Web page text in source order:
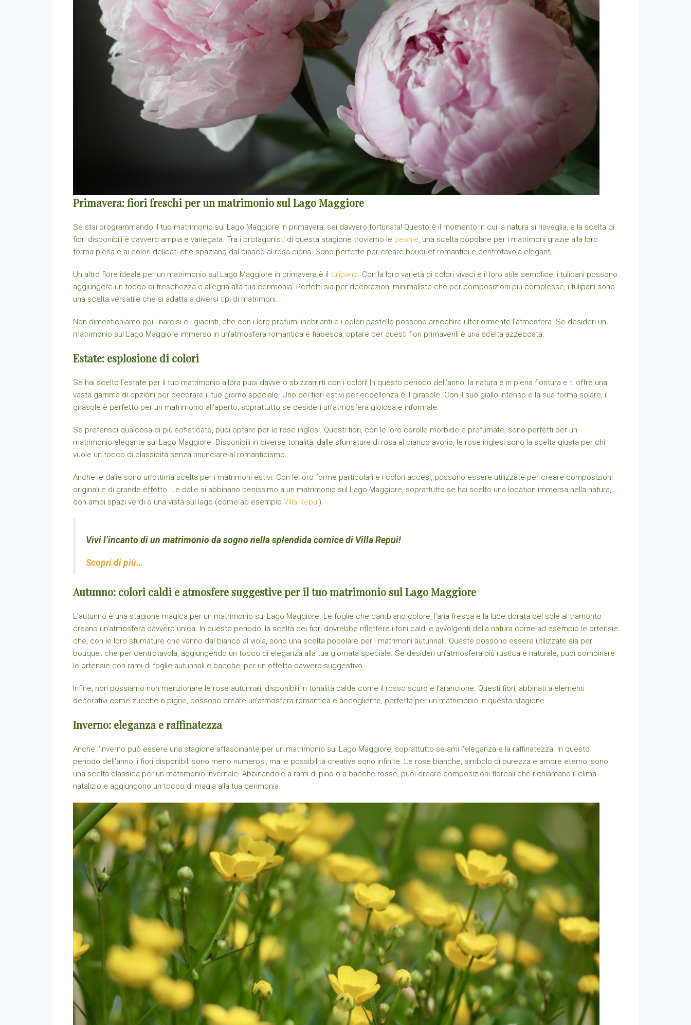
Primavera: fiori freschi per un matrimonio sul Lago Maggiore
Se stai programmando il tuo matrimonio sul Lago Maggiore in primavera, sei davvero fortunata! Questo è il momento in cui la natura si risveglia, e la scelta di
fiori disponibili è davvero ampia e variegata. Tra i protagonisti di questa stagione troviamo le peonie, una scelta popolare per i matrimoni grazie alla loro
forma piena e ai colori delicati che spaziano dal bianco al rosa cipria. Sono perfette per creare bouquet romantici e centrotavola eleganti.
Un altro fiore ideale per un matrimonio sul Lago Maggiore in primavera è il tulipano. Con la loro varietà di colori vivaci e il loro stile semplice, i tulipani possono
aggiungere un tocco di freschezza e allegria alla tua cerimonia. Perfetti sia per decorazioni minimaliste che per composizioni più complesse, i tulipani sono
una scelta versatile che si adatta a diversi tipi di matrimoni.
Non dimentichiamo poi i narcisi e i giacinti, che con i loro profumi inebrianti e i colori pastello possono arricchire ulteriormente l’atmosfera. Se desideri un
matrimonio sul Lago Maggiore immerso in un’atmosfera romantica e fiabesca, optare per questi fiori primaverili è una scelta azzeccata.
Estate: esplosione di colori
Se hai scelto l’estate per il tuo matrimonio allora puoi davvero sbizzarrirti con i colori! In questo periodo dell’anno, la natura è in piena fioritura e ti offre una
vasta gamma di opzioni per decorare il tuo giorno speciale. Uno dei fiori estivi per eccellenza è il girasole. Con il suo giallo intenso e la sua forma solare, il
girasole è perfetto per un matrimonio all’aperto, soprattutto se desideri un’atmosfera gioiosa e informale.
Se preferisci qualcosa di più sofisticato, puoi optare per le rose inglesi. Questi fiori, con le loro corolle morbide e profumate, sono perfetti per un
matrimonio elegante sul Lago Maggiore. Disponibili in diverse tonalità, dalle sfumature di rosa al bianco avorio, le rose inglesi sono la scelta giusta per chi
vuole un tocco di classicità senza rinunciare al romanticismo.
Anche le dalie sono un’ottima scelta per i matrimoni estivi. Con le loro forme particolari e i colori accesi, possono essere utilizzate per creare composizioni
originali e di grande effetto. Le dalie si abbinano benissimo a un matrimonio sul Lago Maggiore, soprattutto se hai scelto una location immersa nella natura,
con ampi spazi verdi o una vista sul lago (come ad esempio Villa Repui).
Vivi l’incanto di un matrimonio da sogno nella splendida cornice di Villa Repui!
Scopri di più…
Autunno: colori caldi e atmosfere suggestive per il tuo matrimonio sul Lago Maggiore
L’autunno è una stagione magica per un matrimonio sul Lago Maggiore. Le foglie che cambiano colore, l’aria fresca e la luce dorata del sole al tramonto
creano un’atmosfera davvero unica. In questo periodo, la scelta dei fiori dovrebbe riflettere i toni caldi e avvolgenti della natura come ad esempio le ortensie
che, con le loro sfumature che vanno dal bianco al viola, sono una scelta popolare per i matrimoni autunnali. Queste possono essere utilizzate sia per
bouquet che per centrotavola, aggiungendo un tocco di eleganza alla tua giornata speciale. Se desideri un’atmosfera più rustica e naturale, puoi combinare
le ortensie con rami di foglie autunnali e bacche, per un effetto davvero suggestivo.
Infine, non possiamo non menzionare le rose autunnali, disponibili in tonalità calde come il rosso scuro e l’arancione. Questi fiori, abbinati a elementi
decorativi come zucche o pigne, possono creare un’atmosfera romantica e accogliente, perfetta per un matrimonio in questa stagione.
Inverno: eleganza e raffinatezza
Anche l’inverno può essere una stagione affascinante per un matrimonio sul Lago Maggiore, soprattutto se ami l’eleganza e la raffinatezza. In questo
periodo dell’anno, i fiori disponibili sono meno numerosi, ma le possibilità creative sono infinite. Le rose bianche, simbolo di purezza e amore eterno, sono
una scelta classica per un matrimonio invernale. Abbinandole a rami di pino o a bacche rosse, puoi creare composizioni floreali che richiamano il clima
natalizio e aggiungono un tocco di magia alla tua cerimonia.